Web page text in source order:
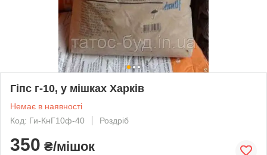
Гіпс г-10, у мішках Харків
Немає в наявності
Код: Ги-КнГ10ф-40
Роздріб
350 ₴/мішок